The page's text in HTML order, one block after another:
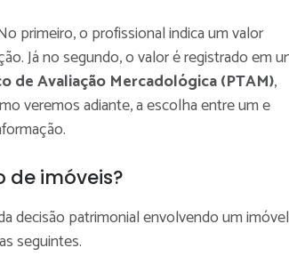
primeiro, o profissional indica um valor
Já no segundo, o valor é registrado em
de Avaliação Mercadológica (PTAM),
veremos adiante, a escolha entre um e
de imóveis?
decisão patrimonial envolvendo um
seguintes.